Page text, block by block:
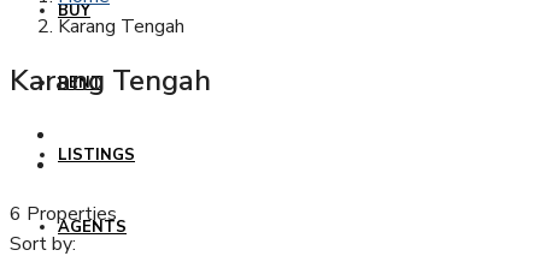
BUY
RENT
LISTINGS
AGENTS
Karang Tengah
Karang Tengah
6 Properties
Sort by: